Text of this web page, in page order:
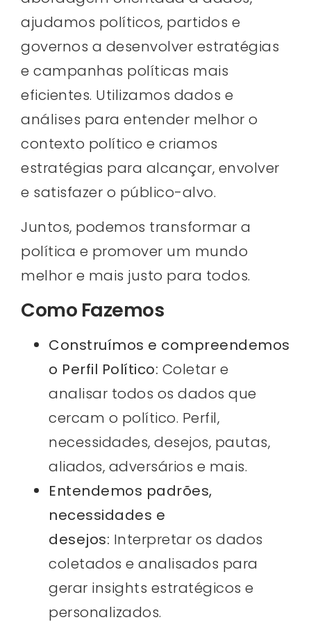
ajudamos políticos, partidos e
governos a desenvolver estratégias
e campanhas políticas mais
eficientes. Utilizamos dados e
análises para entender melhor o
contexto político e criamos
estratégias para alcançar, envolver
e satisfazer o público-alvo.
Juntos, podemos transformar a
política e promover um mundo
melhor e mais justo para todos.
Como Fazemos
Construímos e compreendemos
o Perfil Político: Coletar e
analisar todos os dados que
cercam o político. Perfil,
necessidades, desejos, pautas,
aliados, adversários e mais.
Entendemos padrões,
necessidades e
desejos: Interpretar os dados
coletados e analisados para
gerar insights estratégicos e
personalizados.